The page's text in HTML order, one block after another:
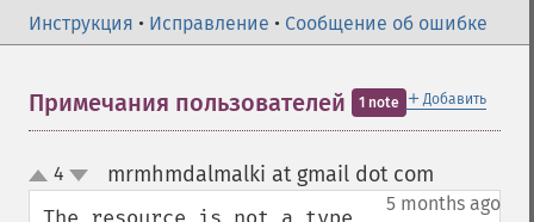
Инструкция • Исправление • Сообщение об ошибке
＋ Добавить
Примечания пользователей 1 note
up
down
4 mrmhmdalmalki at gmail dot com
5 months ago